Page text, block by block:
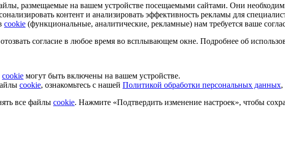
размещаемые на вашем устройстве посещаемыми сайтами. Они
контент и анализировать эффективность рекламы для
cookie (функциональные, аналитические, рекламные) нам требуется ваше
согласие в любое время во всплывающем окне. Подробнее об
cookie могут быть включены на вашем устройстве.
cookie, ознакомьтесь с нашей Политикой обработки персональных данных,
все файлы cookie. Нажмите «Подтвердить изменение настроек», чтобы